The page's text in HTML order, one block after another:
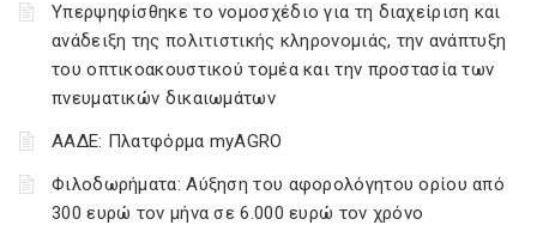
Υπερψηφίσθηκε το νομοσχέδιο για τη διαχείριση και
ανάδειξη της πολιτιστικής κληρονομιάς, την ανάπτυξη
του οπτικοακουστικού τομέα και την προστασία των
πνευματικών δικαιωμάτων
ΑΑΔΕ: Πλατφόρμα myAGRO
Φιλοδωρήματα: Αύξηση του αφορολόγητου ορίου από
300 ευρώ τον μήνα σε 6.000 ευρώ τον χρόνο